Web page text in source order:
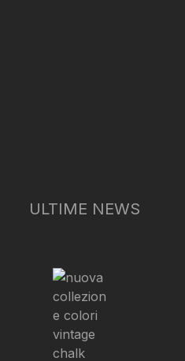
ULTIME NEWS